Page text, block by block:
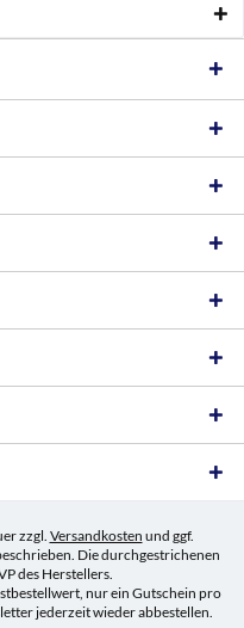
zzgl. Versandkosten und ggf.
Die durchgestrichenen
des Herstellers.
nur ein Gutschein pro
jederzeit wieder abbestellen.